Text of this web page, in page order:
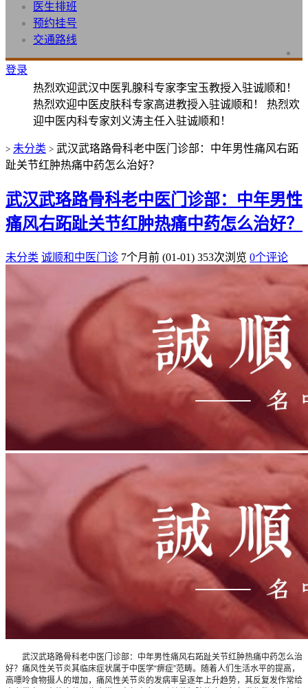
医生排班
预约挂号
交通路线
登录
热烈欢迎武汉中医乳腺科专家李宝玉教授入驻诚顺和！
热烈欢迎中医皮肤科专家高进教授入驻诚顺和！ 热烈欢
迎中医内科专家刘义涛主任入驻诚顺和！
> 未分类 > 武汉武珞路骨科老中医门诊部：中年男性痛风右跖
趾关节红肿热痛中药怎么治好？
武汉武珞路骨科老中医门诊部：中年男性
痛风右跖趾关节红肿热痛中药怎么治好？
未分类 诚顺和中医门诊 7个月前 (01-01) 353次浏览 0个评论
武汉武珞路骨科老中医门诊部：中年男性痛风右跖趾关节红肿热痛中药怎么治
好？痛风性关节炎其临床症状属于中医学“痹症”范畴。随着人们生活水平的提高，
高嘌呤食物摄人的增加，痛风性关节炎的发病率呈逐年上升趋势，其反复发作常给